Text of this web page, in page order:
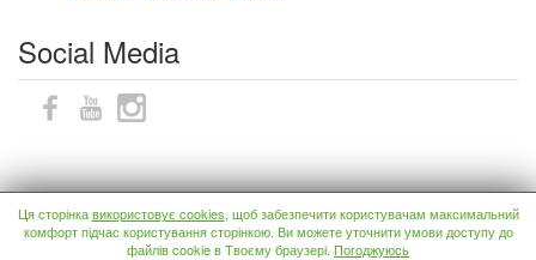
Ця сторінкавикористовує cookies, щоб забезпечити користувачам максимальний
комфорт підчас користування сторінкою. Ви можете уточнити умови доступу до
файлів cookie в Твоєму браузері. Погоджуюсь
Social Media
Карта сайтa
Copyright © 2017 FAKRO. All rights reserved.